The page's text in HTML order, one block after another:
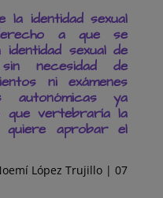
la identidad sexual
a que se
sexual de
necesidad de
ni exámenes
autonómicas ya
que vertebraría la
aprobar el
López Trujillo | 07